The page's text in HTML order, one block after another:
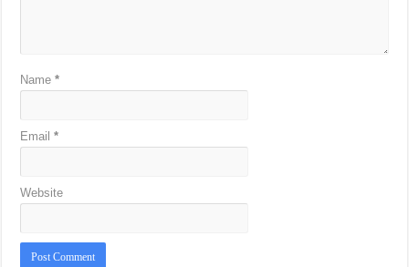
Name*
Email*
Website